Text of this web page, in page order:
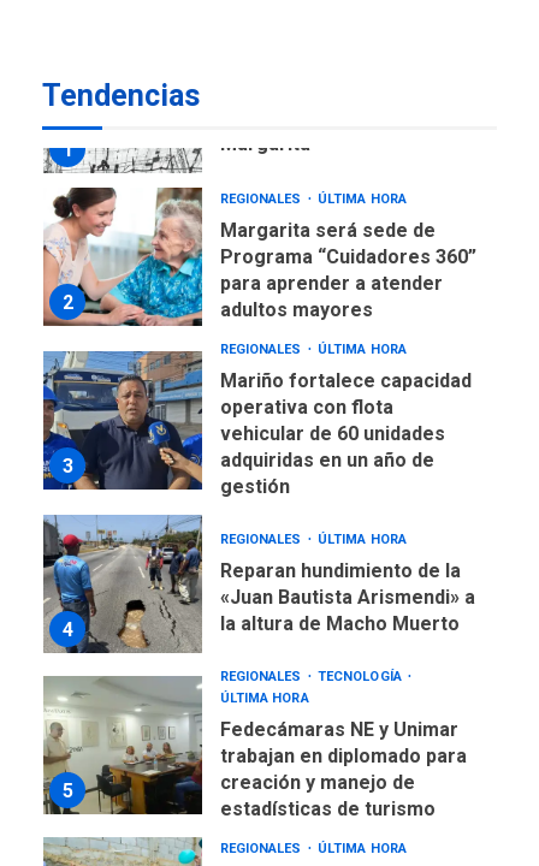
Tendencias
2
para aprender a atender
REGIONALES ÚLTIMA HORA
Mariño fortalece capacidad
operativa con flota
vehicular de 60 unidades
gestión
REGIONALES ÚLTIMA HORA
Reparan hundimiento de la
«Juan Bautista Arismendi» a
la altura de Macho Muerto
REGIONALES
TECNOLOGÍA
ÚLTIMA HORA
Fedecámaras NE y Unimar
trabajan en diplomado para
estadísticas de turismo
REGIONALES ÚLTIMA HORA
Plan de contingencia hídrica
en Nueva Esparta consolida
avances en territorio